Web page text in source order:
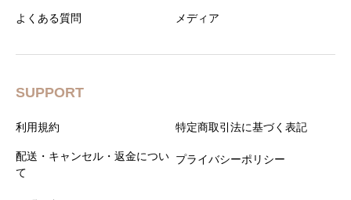
よくある質問 メディア
SUPPORT
利用規約 特定商取引法に基づく表記
配送・キャンセル・返金につい
て
プライバシーポリシー